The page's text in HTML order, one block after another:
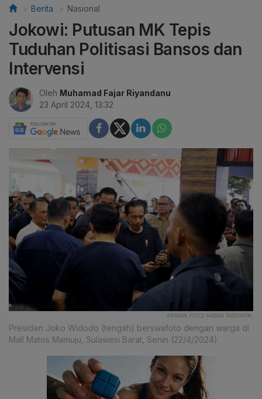
Berita Nasional
Jokowi: Putusan MK Tepis
Tuduhan Politisasi Bansos dan
Intervensi
Oleh Muhamad Fajar Riyandanu
23 April 2024, 13:32
ANTARA FOTO/ AKBAR TADO/WPA.
Presiden Joko Widodo (tengah) berswafoto dengan warga di
Mall Matos Mamuju, Sulawesi Barat, Senin (22/4/2024).